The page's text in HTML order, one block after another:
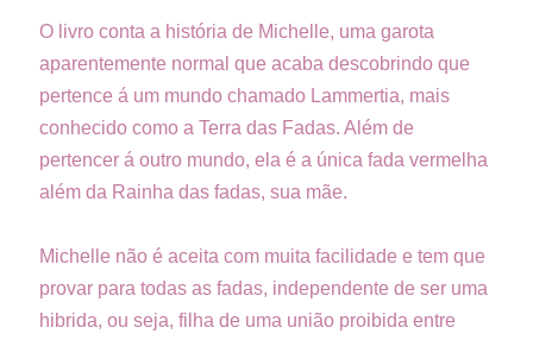
O livro conta a história de Michelle, uma garota
aparentemente normal que acaba descobrindo que
pertence á um mundo chamado Lammertia, mais
conhecido como a Terra das Fadas. Além de
pertencer á outro mundo, ela é a única fada vermelha
além da Rainha das fadas, sua mãe.
Michelle não é aceita com muita facilidade e tem que
provar para todas as fadas, independente de ser uma
hibrida, ou seja, filha de uma união proibida entre